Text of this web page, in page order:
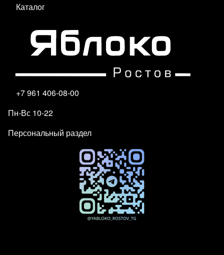
Каталог
+7 961 406-08-00
Пн-Вс 10-22
Персональный раздел